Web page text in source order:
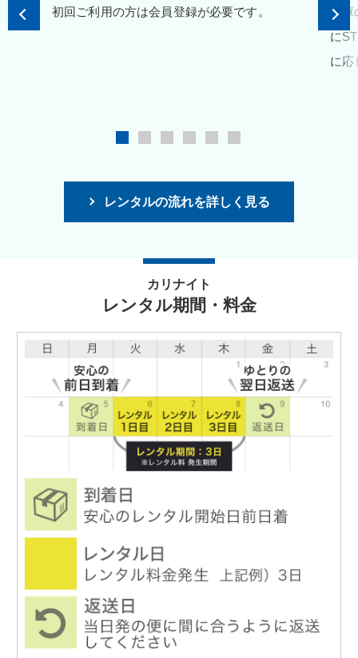
初回ご利用の方は会員登録が必要です。
在
に
に応
レンタルの流れを詳しく見る
カリナイト
レンタル期間・料金